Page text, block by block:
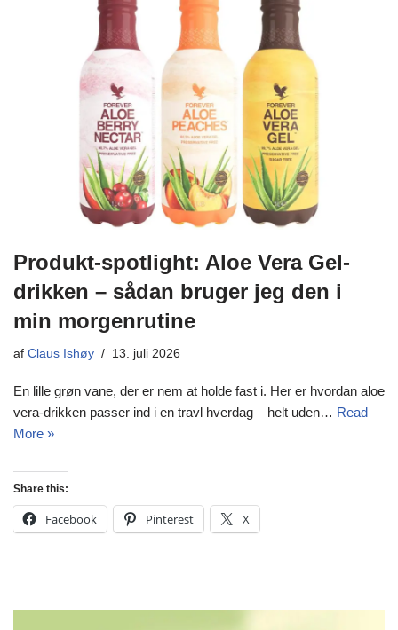
Produkt-spotlight: Aloe Vera Gel-
drikken – sådan bruger jeg den i
min morgenrutine
af Claus Ishøy 13. juli 2026
En lille grøn vane, der er nem at holde fast i. Her er hvordan aloe
vera-drikken passer ind i en travl hverdag – helt uden… Read
More »
Share this:
Facebook Pinterest X